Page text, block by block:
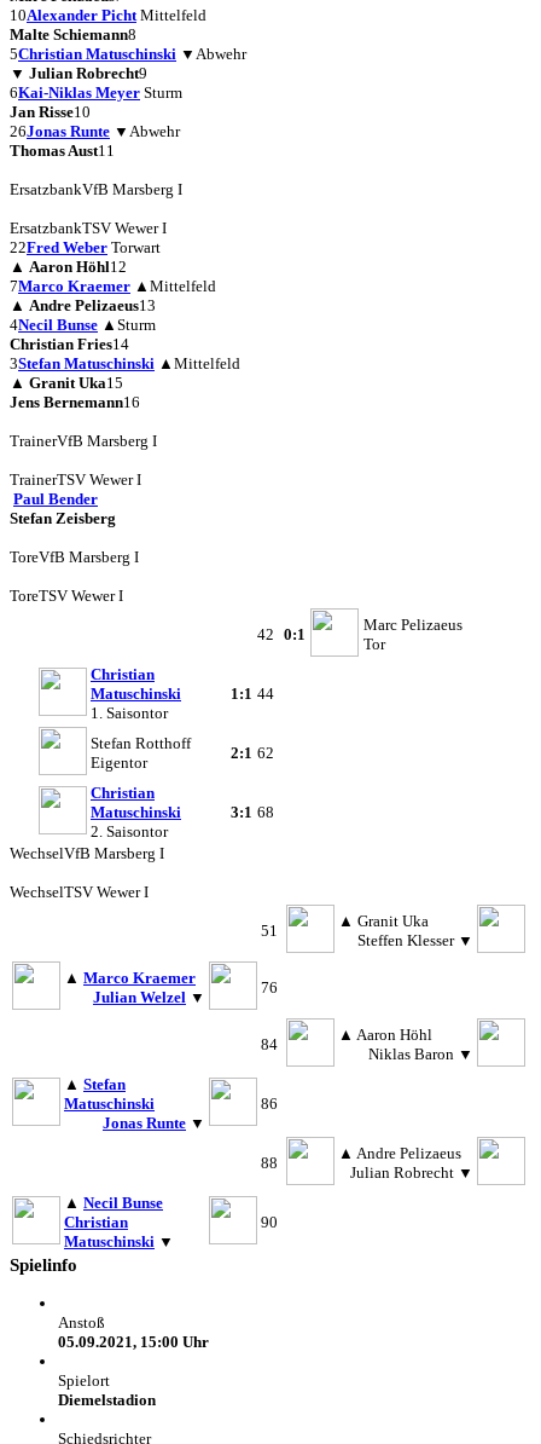
10Alexander Picht Mittelfeld
Malte Schiemann8
5Christian Matuschinski ▼ Abwehr
▼ Julian Robrecht9
6Kai-Niklas Meyer Sturm
Jan Risse10
26Jonas Runte ▼ Abwehr
Thomas Aust11
ErsatzbankVfB Marsberg I
ErsatzbankTSV Wewer I
22Fred Weber Torwart
▲ Aaron Höhl12
7Marco Kraemer ▲ Mittelfeld
▲ Andre Pelizaeus13
4Necil Bunse ▲ Sturm
Christian Fries14
3Stefan Matuschinski ▲ Mittelfeld
▲ Granit Uka15
Jens Bernemann16
TrainerVfB Marsberg I
TrainerTSV Wewer I
Paul Bender
Stefan Zeisberg
ToreVfB Marsberg I
ToreTSV Wewer I
42 0:1
Marc Pelizaeus
Tor
Christian
Matuschinski
1. Saisontor
1:1 44
Stefan Rotthoff
Eigentor
2:1 62
Christian
Matuschinski
2. Saisontor
3:1 68
WechselVfB Marsberg I
WechselTSV Wewer I
51
▲ Granit Uka
Steffen Klesser ▼
▲ Marco Kraemer
Julian Welzel ▼
76
84
▲ Aaron Höhl
Niklas Baron ▼
▲ Stefan
Matuschinski
Jonas Runte ▼
86
88
▲ Andre Pelizaeus
Julian Robrecht ▼
▲ Necil Bunse
Christian
Matuschinski ▼
90
Spielinfo
Anstoß
05.09.2021, 15:00 Uhr
Spielort
Diemelstadion
Schiedsrichter